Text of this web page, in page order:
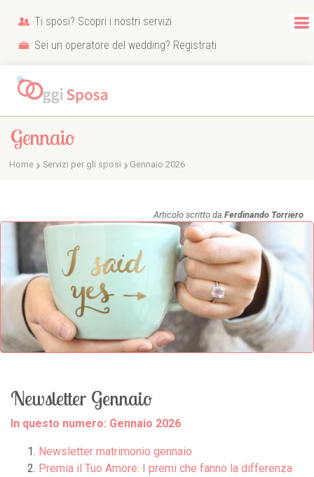
Ti sposi? Scopri i nostri servizi
Sei un operatore del wedding? Registrati
Gennaio
Home Servizi per gli sposi Gennaio 2026
Articolo scritto da Ferdinando Torriero
Newsletter Gennaio
In questo numero: Gennaio 2026
Newsletter matrimonio gennaio
Premia il Tuo Amore: I premi che fanno la differenza